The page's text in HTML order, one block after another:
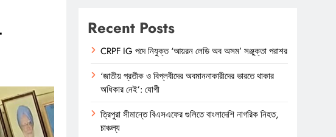
Recent Posts
CRPF IG পদে নিযুক্ত ‘আয়রন লেডি অব অসম’ সঞ্জুক্তা পরাশর
‘জাতীয় প্রতীক ও বিপ্লবীদের অবমাননাকারীদের ভারতে থাকার
অধিকার নেই’: যোগী
ত্রিপুরা সীমান্তে বিএসএফের গুলিতে বাংলাদেশি নাগরিক নিহত,
চাঞ্চল্য